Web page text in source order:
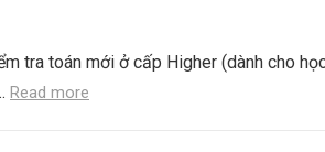
tra toán mới ở cấp Higher (dành cho
Read more